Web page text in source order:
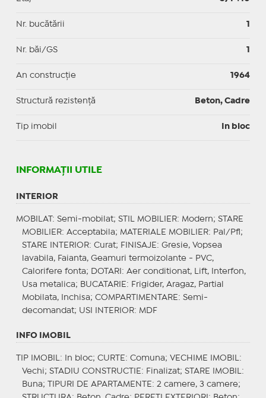
Nr. bucătării 1
Nr. băi/GS 1
An construcție 1964
Structură rezistență Beton, Cadre
Tip imobil In bloc
INFORMAŢII UTILE
INTERIOR
MOBILAT : Semi-mobilat; STIL MOBILIER: Modern; STARE
MOBILIER: Acceptabila; MATERIALE MOBILIER: Pal/Pfl;
STARE INTERIOR: Curat; FINISAJE : Gresie, Vopsea
lavabila, Faianta, Geamuri termoizolante - PVC,
Calorifere fonta;
DOTARI : Aer conditionat, Lift, Interfon,
Usa metalica; BUCATARIE : Frigider, Aragaz, Partial
Mobilata, Inchisa; COMPARTIMENTARE : Semi-
decomandat; USI INTERIOR: MDF
INFO IMOBIL
TIP IMOBIL : In bloc; CURTE : Comuna; VECHIME IMOBIL :
Vechi; STADIU CONSTRUCTIE : Finalizat; STARE IMOBIL :
Buna;
TIPURI DE APARTAMENTE : 2 camere, 3 camere;